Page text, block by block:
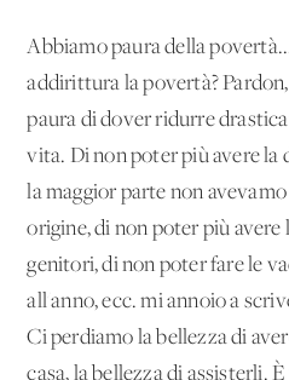
Abbiamo paura della
addirittura la povertà?
paura di dover ridurre
vita. Di non poter più avere la
la maggior parte non
origine, di non poter più avere
genitori, di non poter fare le
all'anno, ecc. mi annoio a
Ci perdiamo la bellezza di
casa, la bellezza di assisterli.